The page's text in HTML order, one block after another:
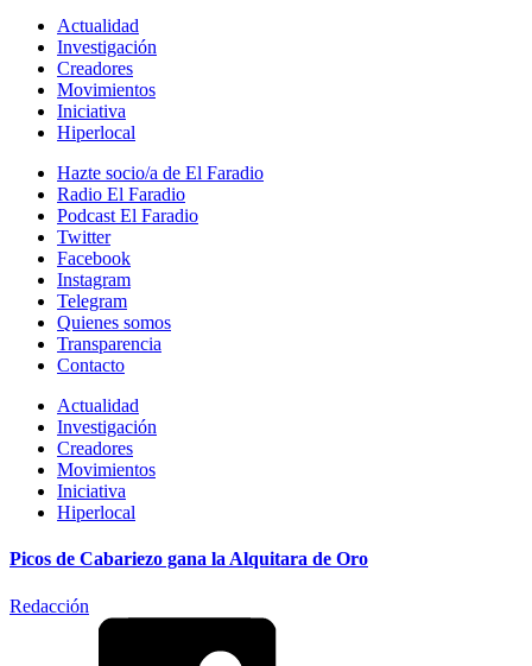
Actualidad
Investigación
Creadores
Movimientos
Iniciativa
Hiperlocal
Hazte socio/a de El Faradio
Radio El Faradio
Podcast El Faradio
Twitter
Facebook
Instagram
Telegram
Quienes somos
Transparencia
Contacto
Actualidad
Investigación
Creadores
Movimientos
Iniciativa
Hiperlocal
Picos de Cabariezo gana la Alquitara de Oro
Redacción